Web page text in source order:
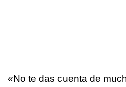
«No te das cuenta de